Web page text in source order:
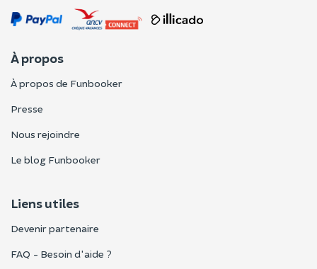
À propos
À propos de Funbooker
Presse
Nous rejoindre
Le blog Funbooker
Liens utiles
Devenir partenaire
FAQ - Besoin d'aide ?